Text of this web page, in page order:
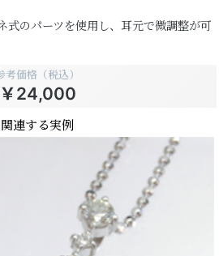
式のパーツを使用し、耳元で微調整が可
考価格（税込）
￥24,000
関連する実例